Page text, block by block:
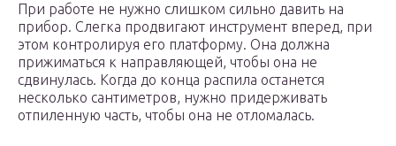
При работе не нужно слишком сильно давить на
прибор. Слегка продвигают инструмент вперед, при
этом контролируя его платформу. Она должна
прижиматься к направляющей, чтобы она не
сдвинулась. Когда до конца распила останется
несколько сантиметров, нужно придерживать
отпиленную часть, чтобы она не отломалась.